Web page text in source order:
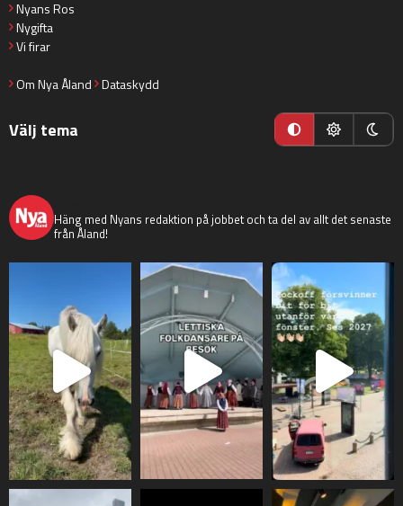
Nyans Ros
Nygifta
Vi firar
Om Nya Åland Dataskydd
Välj tema
Häng med Nyans redaktion på jobbet och ta del av allt det senaste
från Åland!